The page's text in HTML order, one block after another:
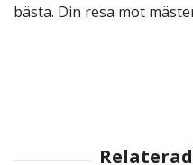
bästa. Din resa mot